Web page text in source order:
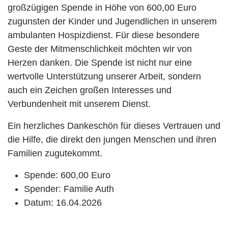
großzügigen Spende in Höhe von 600,00 Euro
zugunsten der Kinder und Jugendlichen in unserem
ambulanten Hospizdienst. Für diese besondere
Geste der Mitmenschlichkeit möchten wir von
Herzen danken. Die Spende ist nicht nur eine
wertvolle Unterstützung unserer Arbeit, sondern
auch ein Zeichen großen Interesses und
Verbundenheit mit unserem Dienst.
Ein herzliches Dankeschön für dieses Vertrauen und
die Hilfe, die direkt den jungen Menschen und ihren
Familien zugutekommt.
Spende: 600,00 Euro
Spender: Familie Auth
Datum: 16.04.2026